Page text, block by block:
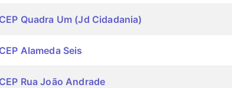
CEP Quadra Um (Jd Cidadania)
CEP Alameda Seis
CEP Rua João Andrade